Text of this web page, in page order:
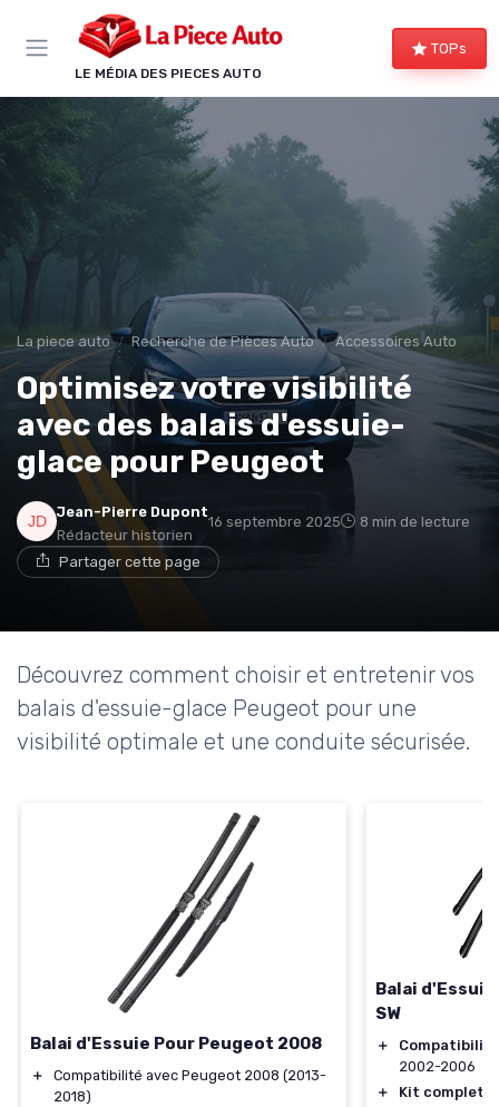
LE MÉDIA DES PIECES AUTO
TOPs
La piece auto Recherche de Pièces Auto Accessoires Auto
Optimisez votre visibilité
avec des balais d'essuie-
glace pour Peugeot
Jean-Pierre Dupont
Rédacteur historien
16 septembre 2025 8 min de lecture
Partager cette page
Découvrez comment choisir et entretenir vos
balais d'essuie-glace Peugeot pour une
visibilité optimale et une conduite sécurisée.
Balai d'Essuie Pour Peugeot 2008
＋
Compatibilité avec Peugeot 2008 (2013-
2018)
Balai
SW
＋
Compatibilité
2002-2006
＋
Kit complet
Panneau de gestion des cookies